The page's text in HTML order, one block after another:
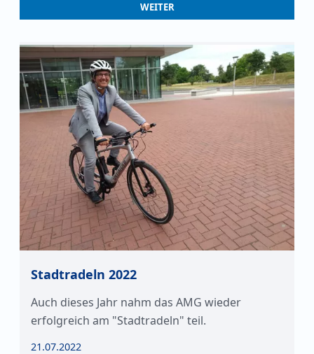
WEITER
Stadtradeln 2022
Auch dieses Jahr nahm das AMG wieder
erfolgreich am "Stadtradeln" teil.
21.07.2022